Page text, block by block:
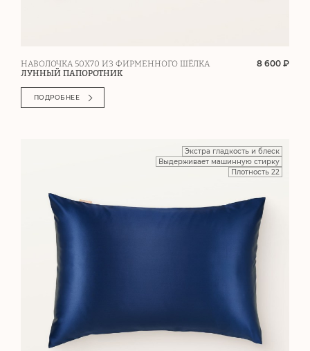
НАВОЛОЧКА 50Х70 ИЗ ФИРМЕННОГО ШЁЛКА
ЛУННЫЙ ПАПОРОТНИК
8 600 ₽
ПОДРОБНЕЕ
Экстра гладкость и блеск
Выдерживает машинную стирку
Плотность 22